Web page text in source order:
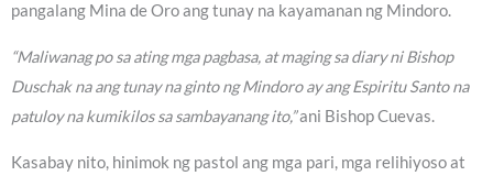
pangalang Mina de Oro ang tunay na kayamanan ng Mindoro.
“Maliwanag po sa ating mga pagbasa, at maging sa diary ni Bishop
Duschak na ang tunay na ginto ng Mindoro ay ang Espiritu Santo na
patuloy na kumikilos sa sambayanang ito,”ani Bishop Cuevas.
Kasabay nito, hinimok ng pastol ang mga pari, mga relihiyoso at